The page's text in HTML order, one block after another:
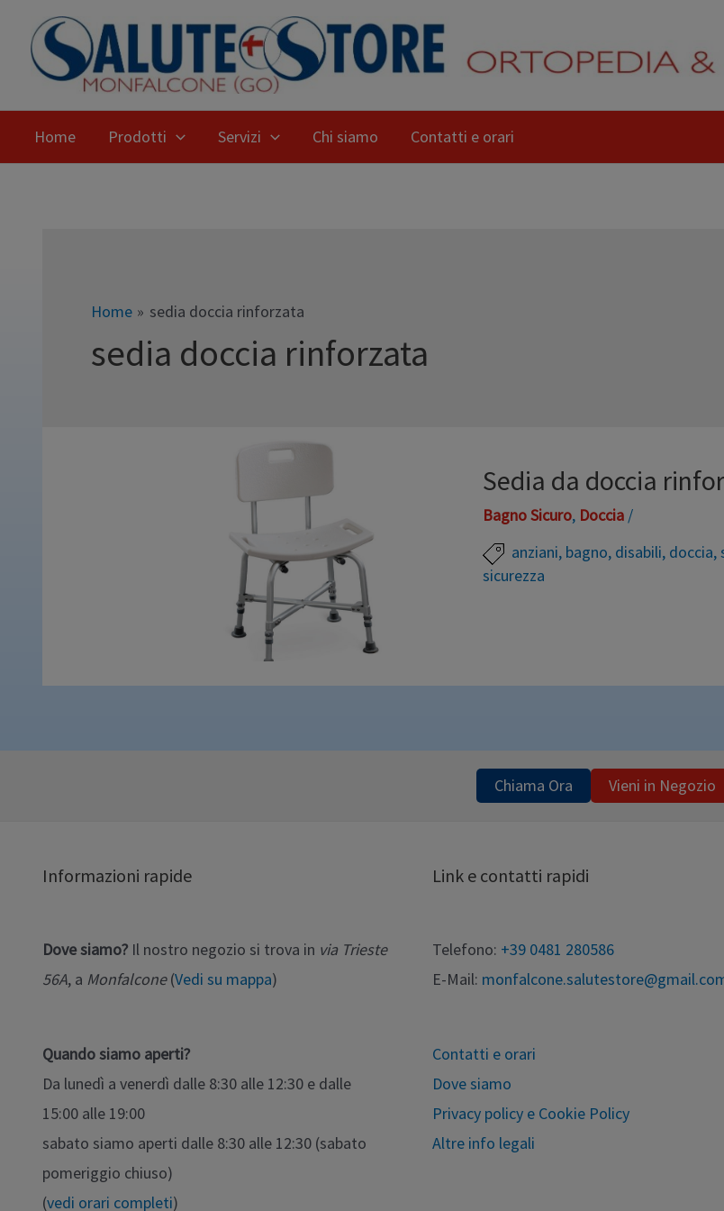
Home Prodotti Servizi Chi siamo Contatti e orari
Home sedia doccia rinforzata
sedia doccia rinforzata
Sedia da doccia
Bagno Sicuro, Doccia/
anziani, bagno, disabili, doccia,
sicurezza
dell’acqua Piedini antiscivolo
Chiama Ora Vieni in Negozio
Informazioni rapide
Dove siamo? Il nostro negozio si trova in via Trieste
56A, a Monfalcone(Vedi su mappa)
Quando siamo aperti?
Da lunedì a venerdì dalle 8:30 alle 12:30 e dalle
15:00 alle 19:00
sabato siamo aperti dalle 8:30 alle 12:30 (sabato
pomeriggio chiuso)
(vedi orari completi)
Link e contatti rapidi
Telefono: +39 0481 280586
E-Mail:
Contatti e orari
Dove siamo
Privacy policy e Cookie Policy
Altre info legali